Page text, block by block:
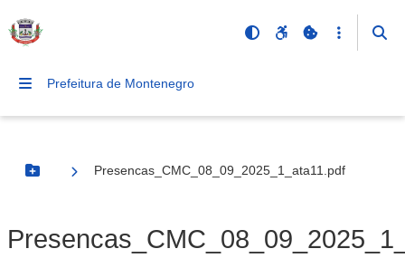
Prefeitura de Montenegro
Botão Menu
Presencas_CMC_08_09_2025_1_ata11.pdf